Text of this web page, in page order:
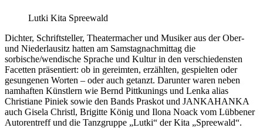
Lutki Kita Spreewald
Dichter, Schriftsteller, Theatermacher und Musiker aus der Ober-
und Niederlausitz hatten am Samstagnachmittag die
sorbische/wendische Sprache und Kultur in den verschiedensten
Facetten präsentiert: ob in gereimten, erzählten, gespielten oder
gesungenen Worten – oder auch getanzt. Darunter waren neben
namhaften Künstlern wie Bernd Pittkunings und Lenka alias
Christiane Piniek sowie den Bands Praskot und JANKAHANKA
auch Gisela Christl, Brigitte König und Ilona Noack vom Lübbener
Autorentreff und die Tanzgruppe „Lutki“ der Kita „Spreewald“.